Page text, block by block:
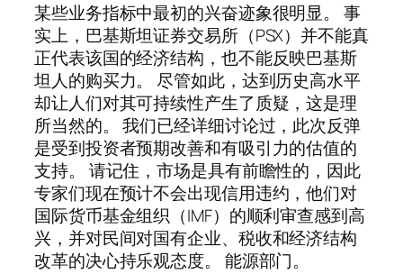
某些业务指标中最初的兴奋迹象很明显。 事
实上，巴基斯坦证券交易所（PSX）并不能真
正代表该国的经济结构，也不能反映巴基斯
坦人的购买力。 尽管如此，达到历史高水平
却让人们对其可持续性产生了质疑，这是理
所当然的。 我们已经详细讨论过，此次反弹
是受到投资者预期改善和有吸引力的估值的
支持。 请记住，市场是具有前瞻性的，因此
专家们现在预计不会出现信用违约，他们对
国际货币基金组织（IMF）的顺利审查感到高
兴，并对民间对国有企业、税收和经济结构
改革的决心持乐观态度。 能源部门。